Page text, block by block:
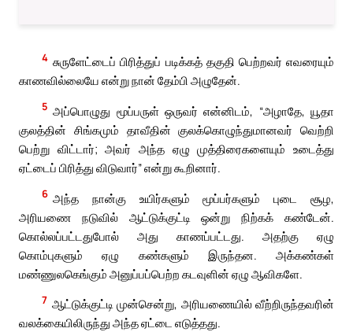
4 சுருளேட்டைப் பிரித்துப் படிக்கத் தகுதி பெற்றவர் எவரையும்
காணவில்லையே என்று நான் தேம்பி அழுதேன்.
5 அப்பொழுது மூப்பருள் ஒருவர் என்னிடம், “அழாதே, யூதா
குலத்தின் சிங்கமும் தாவீதின் குலக்கொழுந்துமானவர் வெற்றி
பெற்று விட்டார்; அவர் அந்த ஏழு முத்திரைகளையும் உடைத்து
ஏட்டைப் பிரித்து விடுவார்” என்று கூறினார்.
6 அந்த நான்கு உயிர்களும் மூப்பர்களும் புடை சூழ,
அரியணை நடுவில் ஆட்டுக்குட்டி ஒன்று நிற்கக் கண்டேன்.
கொல்லப்பட்டதுபோல் அது காணப்பட்டது. அதற்கு ஏழு
கொம்புகளும் ஏழு கண்களும் இருந்தன. அக்கண்கள்
மண்ணுலகெங்கும் அனுப்பப்பெற்ற கடவுளின் ஏழு ஆவிகளே.
7 ஆட்டுக்குட்டி முன்சென்று, அரியணையில் வீற்றிருந்தவரின்
வலக்கையிலிருந்து அந்த ஏட்டை எடுத்தது.